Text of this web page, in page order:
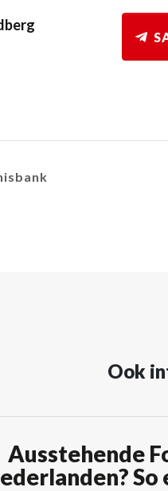
Ook
Ausstehende
So